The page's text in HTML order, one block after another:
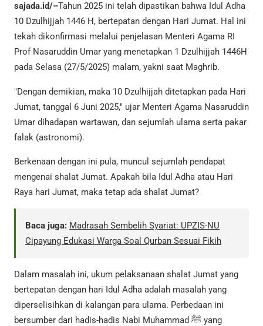
sajada.id/–Tahun 2025 ini telah dipastikan bahwa Idul Adha
10 Dzulhijjah 1446 H, bertepatan dengan Hari Jumat. Hal ini
tekah dikonfirmasi melalui penjelasan Menteri Agama RI
Prof Nasaruddin Umar yang menetapkan 1 Dzulhijjah 1446H
pada Selasa (27/5/2025) malam, yakni saat Maghrib.
"Dengan demikian, maka 10 Dzulhijjah ditetapkan pada Hari
Jumat, tanggal 6 Juni 2025," ujar Menteri Agama Nasaruddin
Umar dihadapan wartawan, dan sejumlah ulama serta pakar
falak (astronomi).
Berkenaan dengan ini pula, muncul sejumlah pendapat
mengenai shalat Jumat. Apakah bila Idul Adha atau Hari
Raya hari Jumat, maka tetap ada shalat Jumat?
Baca juga: Madrasah Sembelih Syariat: UPZIS-NU
Cipayung Edukasi Warga Soal Qurban Sesuai Fikih
Dalam masalah ini, ukum pelaksanaan shalat Jumat yang
bertepatan dengan hari Idul Adha adalah masalah yang
diperselisihkan di kalangan para ulama. Perbedaan ini
bersumber dari hadis-hadis Nabi Muhammad ﷺ yang